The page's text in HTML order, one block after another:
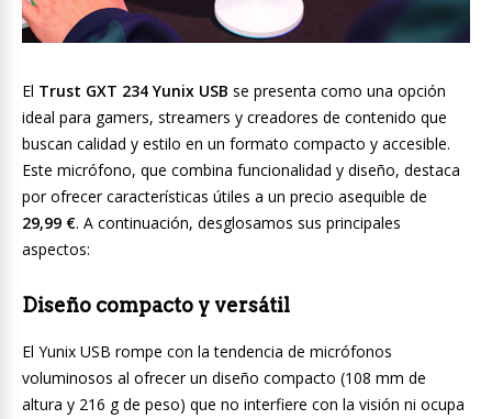
El Trust GXT 234 Yunix USB se presenta como una opción
ideal para gamers, streamers y creadores de contenido que
buscan calidad y estilo en un formato compacto y accesible.
Este micrófono, que combina funcionalidad y diseño, destaca
por ofrecer características útiles a un precio asequible de
29,99 €. A continuación, desglosamos sus principales
aspectos:
Diseño compacto y versátil
El Yunix USB rompe con la tendencia de micrófonos
voluminosos al ofrecer un diseño compacto (108 mm de
altura y 216 g de peso) que no interfiere con la visión ni ocupa